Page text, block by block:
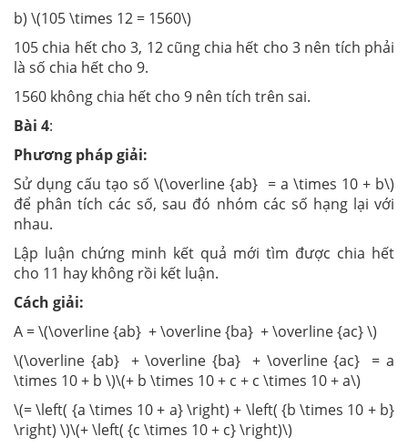
b) \(105 \times 12 = 1560\)
105 chia hết cho 3, 12 cũng chia hết cho 3 nên tích phải
là số chia hết cho 9.
1560 không chia hết cho 9 nên tích trên sai.
Bài 4:
Phương pháp giải:
Sử dụng cấu tạo số \(\overline {ab} = a \times 10 + b\)
để phân tích các số, sau đó nhóm các số hạng lại với
nhau.
Lập luận chứng minh kết quả mới tìm được chia hết
cho 11 hay không rồi kết luận.
Cách giải:
A = \(\overline {ab} + \overline {ba} + \overline {ac} \)
\(\overline {ab} + \overline {ba} + \overline {ac} = a
\times 10 + b \)\(+ b \times 10 + c + c \times 10 + a\)
\(= \left( {a \times 10 + a} \right) + \left( {b \times 10 + b}
\right) \)\(+ \left( {c \times 10 + c} \right)\)